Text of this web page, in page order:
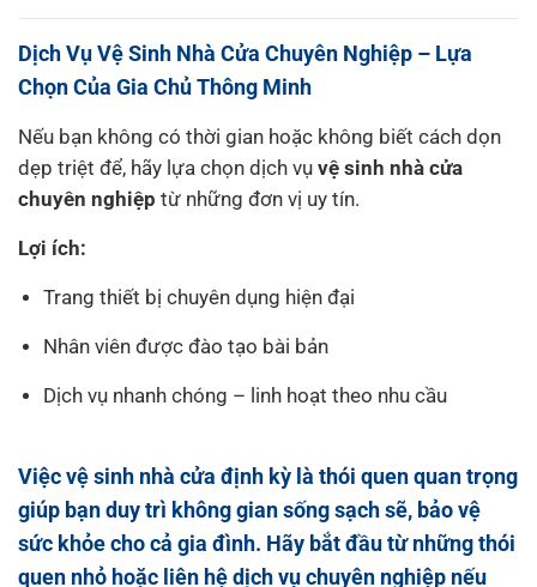
Dịch Vụ Vệ Sinh Nhà Cửa Chuyên Nghiệp – Lựa
Chọn Của Gia Chủ Thông Minh
Nếu bạn không có thời gian hoặc không biết cách dọn
dẹp triệt để, hãy lựa chọn dịch vụ vệ sinh nhà cửa
chuyên nghiệp từ những đơn vị uy tín.
Lợi ích:
Trang thiết bị chuyên dụng hiện đại
Nhân viên được đào tạo bài bản
Dịch vụ nhanh chóng – linh hoạt theo nhu cầu
Việcvệ sinh nhà cửa định kỳ là thói quen quan trọng
giúp bạn duy trì không gian sống sạch sẽ, bảo vệ
sức khỏe cho cả gia đình. Hãy bắt đầu từ những thói
quen nhỏ hoặc liên hệ dịch vụ chuyên nghiệp nếu